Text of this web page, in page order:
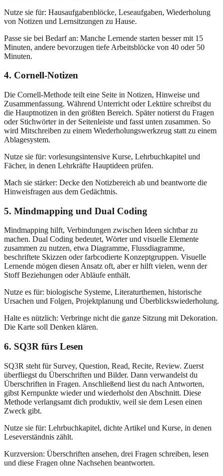
Nutze sie für: Hausaufgabenblöcke, Leseaufgaben, Wiederholung
von Notizen und Lernsitzungen zu Hause.
Passe sie bei Bedarf an: Manche Lernende starten besser mit 15
Minuten, andere bevorzugen tiefe Arbeitsblöcke von 40 oder 50
Minuten.
4. Cornell-Notizen
Die Cornell-Methode teilt eine Seite in Notizen, Hinweise und
Zusammenfassung. Während Unterricht oder Lektüre schreibst du
die Hauptnotizen in den größten Bereich. Später notierst du Fragen
oder Stichwörter in der Seitenleiste und fasst unten zusammen. So
wird Mitschreiben zu einem Wiederholungswerkzeug statt zu einem
Ablagesystem.
Nutze sie für: vorlesungsintensive Kurse, Lehrbuchkapitel und
Fächer, in denen Lehrkräfte Hauptideen prüfen.
Mach sie stärker: Decke den Notizbereich ab und beantworte die
Hinweisfragen aus dem Gedächtnis.
5. Mindmapping und Dual Coding
Mindmapping hilft, Verbindungen zwischen Ideen sichtbar zu
machen. Dual Coding bedeutet, Wörter und visuelle Elemente
zusammen zu nutzen, etwa Diagramme, Flussdiagramme,
beschriftete Skizzen oder farbcodierte Konzeptgruppen. Visuelle
Lernende mögen diesen Ansatz oft, aber er hilft vielen, wenn der
Stoff Beziehungen oder Abläufe enthält.
Nutze es für: biologische Systeme, Literaturthemen, historische
Ursachen und Folgen, Projektplanung und Überblickswiederholung.
Halte es nützlich: Verbringe nicht die ganze Sitzung mit Dekoration.
Die Karte soll Denken klären.
6. SQ3R fürs Lesen
SQ3R steht für Survey, Question, Read, Recite, Review. Zuerst
überfliegst du Überschriften und Bilder. Dann verwandelst du
Überschriften in Fragen. Anschließend liest du nach Antworten,
gibst Kernpunkte wieder und wiederholst den Abschnitt. Diese
Methode verlangsamt dich produktiv, weil sie dem Lesen einen
Zweck gibt.
Nutze sie für: Lehrbuchkapitel, dichte Artikel und Kurse, in denen
Leseverständnis zählt.
Kurzversion: Überschriften ansehen, drei Fragen schreiben, lesen
und diese Fragen ohne Nachsehen beantworten.